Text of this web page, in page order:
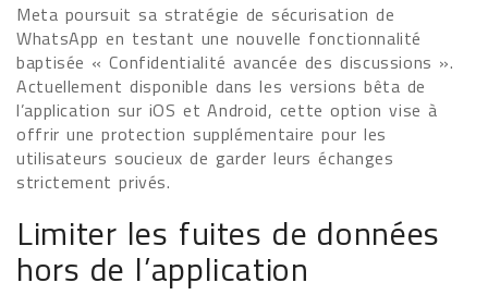
Meta poursuit sa stratégie de sécurisation de
WhatsApp en testant une nouvelle fonctionnalité
baptisée « Confidentialité avancée des discussions ».
Actuellement disponible dans les versions bêta de
l’application sur iOS et Android, cette option vise à
offrir une protection supplémentaire pour les
utilisateurs soucieux de garder leurs échanges
strictement privés.
Limiter les fuites de données
hors de l’application